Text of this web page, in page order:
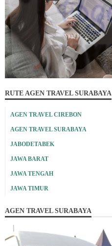
RUTE AGEN TRAVEL SURABAYA
AGEN TRAVEL CIREBON
AGEN TRAVEL SURABAYA
JABODETABEK
JAWA BARAT
JAWA TENGAH
JAWA TIMUR
AGEN TRAVEL SURABAYA